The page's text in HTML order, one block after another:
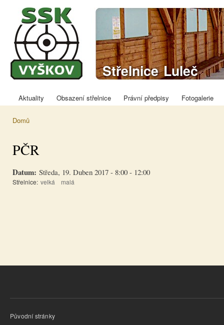
Sportovně
střelecký klub
Střelnice Luleč
Hlavní menu
Aktuality Obsazení střelnice Právní předpisy Fotogalerie
Domů
PČR
Datum: Středa, 19. Duben 2017 - 8:00 - 12:00
Střelnice: velká malá
Původní stránky